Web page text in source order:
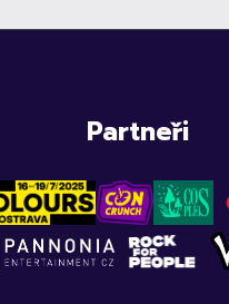
Partneři